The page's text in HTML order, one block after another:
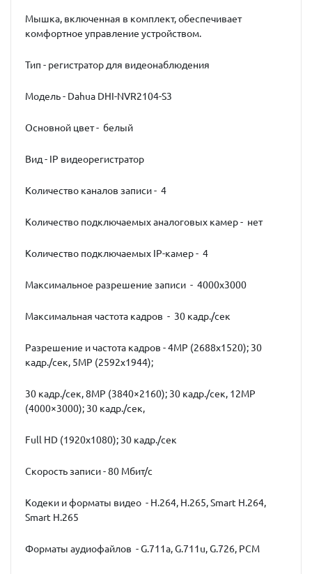
Мышка, включенная в комплект, обеспечивает
комфортное управление устройством.
Тип - регистратор для видеонаблюдения
Модель - Dahua DHI-NVR2104-S3
Основной цвет - белый
Вид - IP видеорегистратор
Количество каналов записи - 4
Количество подключаемых аналоговых камер - нет
Количество подключаемых IP-камер - 4
Максимальное разрешение записи - 4000x3000
Максимальная частота кадров - 30 кадр./сек
Разрешение и частота кадров - 4MP (2688х1520); 30
кадр./сек, 5MP (2592х1944);
30 кадр./сек, 8MP (3840×2160); 30 кадр./сек, 12MP
(4000×3000); 30 кадр./сек,
Full HD (1920х1080); 30 кадр./сек
Скорость записи - 80 Мбит/с
Кодеки и форматы видео - H.264, H.265, Smart H.264,
Smart H.265
Форматы аудиофайлов - G.711a, G.711u, G.726, PCM